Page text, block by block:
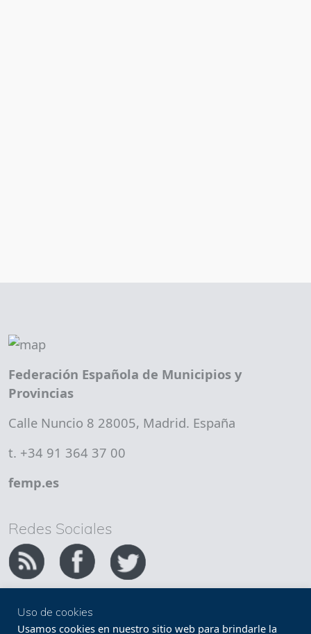
Federación Española de Municipios y
Provincias
Calle Nuncio 8 28005, Madrid. España
t. +34 91 364 37 00
femp.es
Redes Sociales
Copyright FEMP Accesibilidad
Uso de cookies
Usamos cookies en nuestro sitio web para brindarle la